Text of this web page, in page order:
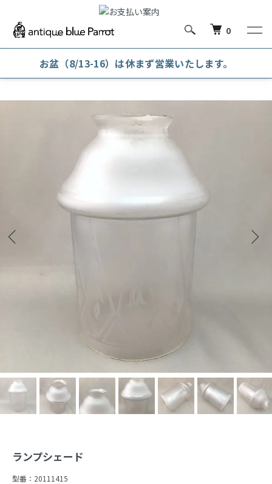
0
お盆（8/13-16）は休まず営業いたします。
照明・ランプシェード
ランプシェード
型番： 20111415